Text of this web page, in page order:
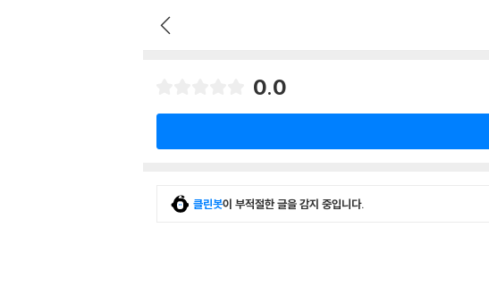
0.0
클린봇이 부적절한 글을 감지 중입니다.